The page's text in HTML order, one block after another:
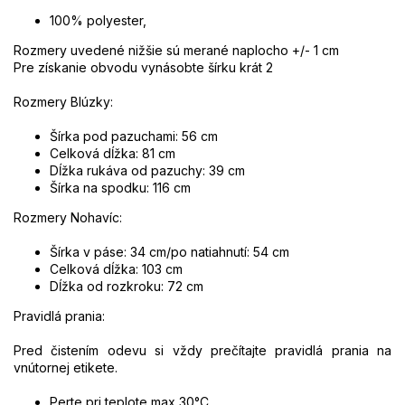
100% polyester,
Rozmery uvedené nižšie sú merané naplocho +/- 1 cm
Pre získanie obvodu vynásobte šírku krát 2
Rozmery Blúzky:
Šírka pod pazuchami: 56 cm
Celková dĺžka: 81 cm
Dĺžka rukáva od pazuchy: 39 cm
Šírka na spodku: 116 cm
Rozmery Nohavíc:
Šírka v páse: 34 cm/po natiahnutí: 54 cm
Celková dĺžka: 103 cm
Dĺžka od rozkroku: 72 cm
Pravidlá prania:
Pred čistením odevu si vždy prečítajte pravidlá prania na
vnútornej etikete.